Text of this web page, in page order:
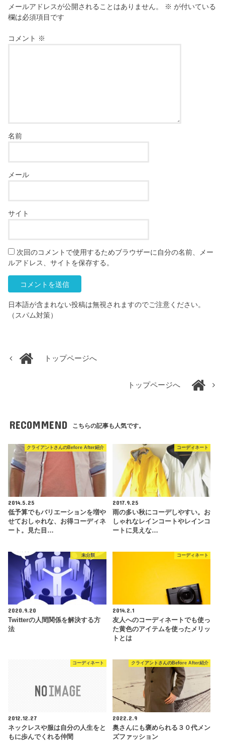
メールアドレスが公開されることはありません。 ※ が付いている
欄は必須項目です
コメント ※
名前
メール
サイト
次回のコメントで使用するためブラウザーに自分の名前、メー
ルアドレス、サイトを保存する。
日本語が含まれない投稿は無視されますのでご注意ください。
（スパム対策）
トップページへ
トップページへ
RECOMMEND こちらの記事も人気です。
クライアントさんのBefore After紹介
2014.5.25
低予算でもバリエーションを増や
せておしゃれな、お得コーディネ
ート。見た目…
コーディネート
2017.9.25
雨の多い秋にコーデしやすい。お
しゃれなレインコートやレインコ
ートに見えな…
未分類
2020.9.20
Twitterの人間関係を解決する方
法
コーディネート
2014.2.1
友人へのコーディネートでも使っ
た黄色のアイテムを使ったメリッ
トとは
コーディネート
2012.12.27
ネックレスや服は自分の人生をと
もに歩んでくれる仲間
クライアントさんのBefore After紹介
2022.2.9
奥さんにも褒められる３０代メン
ズファッション